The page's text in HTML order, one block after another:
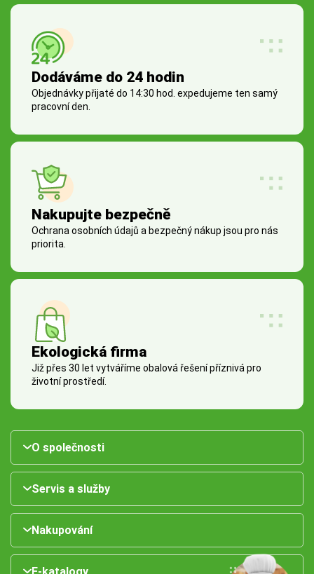
Dodáváme do 24 hodin
Objednávky přijaté do 14:30 hod. expedujeme ten samý
pracovní den.
Nakupujte bezpečně
Ochrana osobních údajů a bezpečný nákup jsou pro nás
priorita.
Ekologická firma
Již přes 30 let vytváříme obalová řešení příznivá pro
životní prostředí.
O společnosti
Servis a služby
Nakupování